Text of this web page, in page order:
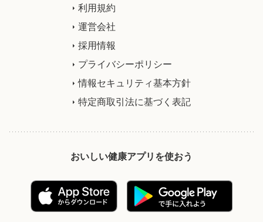
利用規約
運営会社
採用情報
プライバシーポリシー
情報セキュリティ基本方針
特定商取引法に基づく表記
おいしい健康アプリを使おう